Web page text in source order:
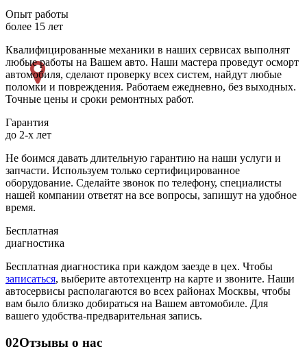
Опыт работы
более 15 лет
Квалифицированные механики в наших сервисах выполнят
любые работы на Вашем авто. Наши мастера проведут осморт
автомобиля, сделают проверку всех систем, найдут любые
поломки и повреждения. Работаем ежедневно, без выходных.
Точные цены и сроки ремонтных работ.
Гарантия
до 2-х лет
Не боимся давать длительную гарантию на наши услуги и
запчасти. Используем только сертифицированное
оборудование. Сделайте звонок по телефону, специалисты
нашей компании ответят на все вопросы, запишут на удобное
время.
Бесплатная
диагностика
Бесплатная диагностика при каждом заезде в цех. Чтобы
записаться, выберите автотехцентр на карте и звоните. Наши
автосервисы располагаются во всех районах Москвы, чтобы
вам было близко добираться на Вашем автомобиле. Для
вашего удобства-предварительная запись.
02Отзывы о нас